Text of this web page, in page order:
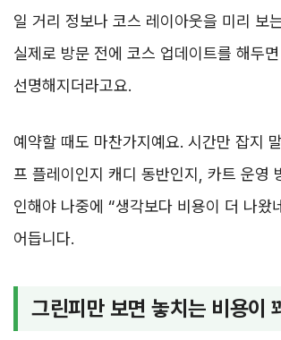
일 거리 정보나 코스 레이아웃을 미리 보
실제로 방문 전에 코스 업데이트를 해두
선명해지더라고요.
예약할 때도 마찬가지예요. 시간만 잡지
프 플레이인지 캐디 동반인지, 카트 운영
인해야 나중에 “생각보다 비용이 더 나왔
어듭니다.
그린피만 보면 놓치는 비용이